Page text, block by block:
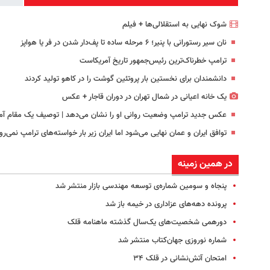
شوک نهایی به استقلالی‌ها + فیلم
نان سیر رستورانی با پنیر؛ ۶ مرحله ساده تا پف‌دار شدن در فر یا هواپز
ترامپ خطرناک‌ترین رئیس‌جمهور تاریخ آمریکاست
دانشمندان برای نخستین بار پروتئین گوشت را در کاهو تولید کردند
یک خانه اعیانی در شمال تهران در دوران قاجار + عکس
عکس جدید ترامپ وضعیت روانی او را نشان می‌دهد | توصیف یک مقام
توافق ایران و عمان نهایی می‌شود اما ایران زیر بار خواسته‌های ترامپ
در همین زمینه
پنجاه و سومین شماره‌ی توسعه مهندسی بازار منتشر شد
پرونده دهه‌های عزاداری در خیمه باز شد
دورهمی شخصیت‌های یک‌سال گذشته ماهنامه قلک
شماره نوروزی جهان‌کتاب منتشر شد
امتحان آتش‌نشانی در قلک ۳۴